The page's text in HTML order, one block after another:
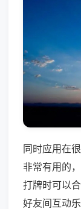
同时应用在
非常有用的
打牌时可以
好友间互动乐